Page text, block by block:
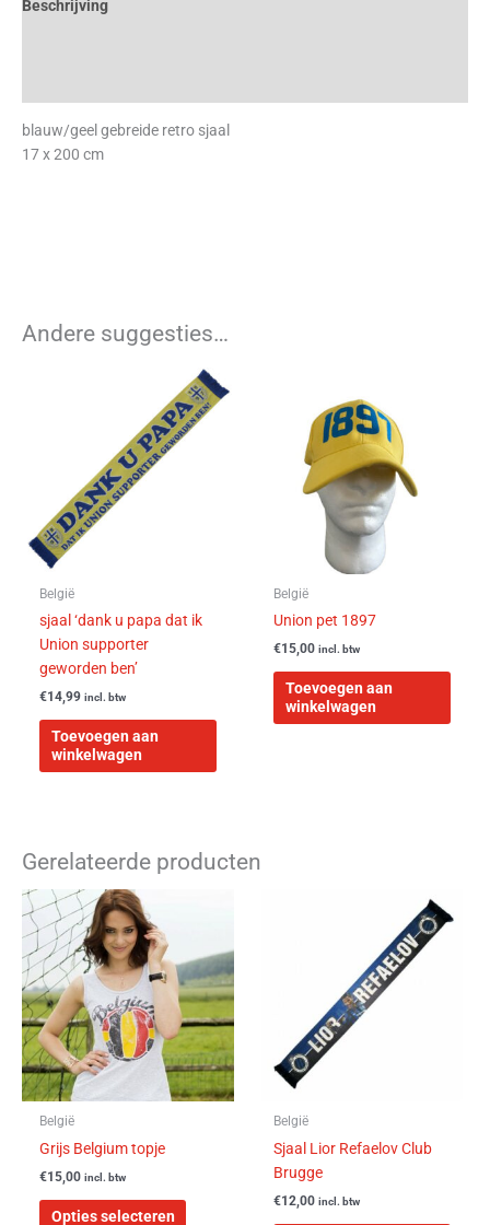
Beschrijving
blauw/geel gebreide retro sjaal
17 x 200 cm
Andere suggesties…
België
sjaal ‘dank u papa dat ik
Union supporter
geworden ben’
€14,99 incl. btw
Toevoegen aan
winkelwagen
België
Union pet 1897
€15,00 incl. btw
Toevoegen aan
winkelwagen
Gerelateerde producten
België
Grijs Belgium topje
€15,00 incl. btw
Opties selecteren
heeft
meerdere
variaties.
Deze
optie
kan
gekozen
België
Sjaal Lior Refaelov Club
Brugge
€12,00 incl. btw